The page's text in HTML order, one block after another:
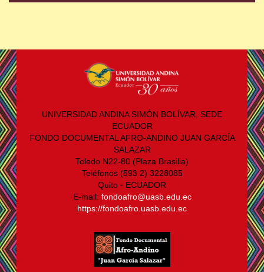
UNIVERSIDAD ANDINA SIMÓN BOLÍVAR, SEDE
ECUADOR
FONDO DOCUMENTAL AFRO-ANDINO JUAN GARCÍA
SALAZAR
Toledo N22-80 (Plaza Brasilia)
Teléfonos (593 2) 3228085
Quito - ECUADOR
E-mail: fondoafro@uasb.edu.ec
https://fondoafro.uasb.edu.ec